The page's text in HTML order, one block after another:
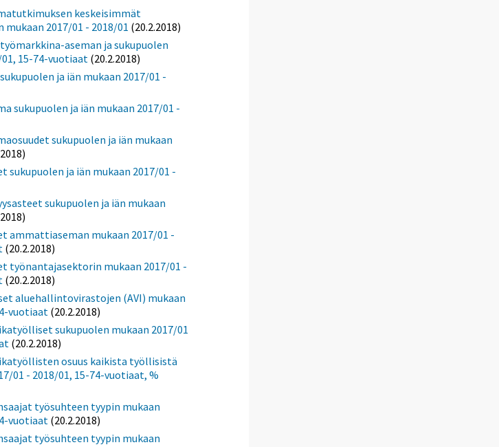
keskeisimmät
2017/01 - 2018/01 (20.2.2018)
aseman ja sukupuolen
15-74-vuotiaat (20.2.2018)
ja iän mukaan 2017/01 -
sukupuolen ja iän mukaan 2017/01 -
sukupuolen ja iän mukaan
sukupuolen ja iän mukaan 2017/01 -
sukupuolen ja iän mukaan
ammattiaseman mukaan 2017/01 -
(20.2.2018)
työnantajasektorin mukaan 2017/01 -
(20.2.2018)
aluehallintovirastojen (AVI) mukaan
vuotiaat (20.2.2018)
sukupuolen mukaan 2017/01
(20.2.2018)
osuus kaikista työllisistä
01 - 2018/01, 15-74-vuotiaat, %
työsuhteen tyypin mukaan
vuotiaat (20.2.2018)
työsuhteen tyypin mukaan